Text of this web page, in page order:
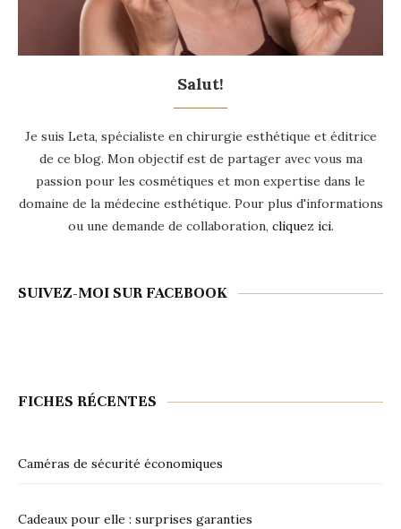
Salut!
Je suis Leta, spécialiste en chirurgie esthétique et éditrice
de ce blog. Mon objectif est de partager avec vous ma
passion pour les cosmétiques et mon expertise dans le
domaine de la médecine esthétique. Pour plus d'informations
ou une demande de collaboration, cliquez ici.
SUIVEZ-MOI SUR FACEBOOK
FICHES RÉCENTES
Caméras de sécurité économiques
Cadeaux pour elle : surprises garanties